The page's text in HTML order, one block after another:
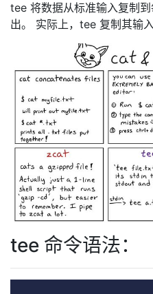
tee 将数据从标准输入复制
出。 实际上，tee 复制其输
tee 命令语法：